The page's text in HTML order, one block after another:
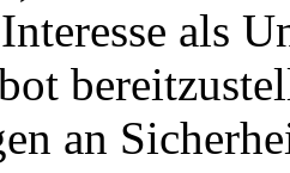
als
an